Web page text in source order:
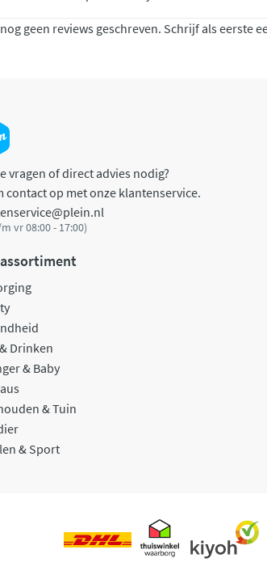
geen reviews geschreven. Schrijf als eerste
vragen of direct advies nodig?
contact op met onze klantenservice.
vr 08:00 - 17:00)
Drinken
& Baby
& Tuin
& Sport